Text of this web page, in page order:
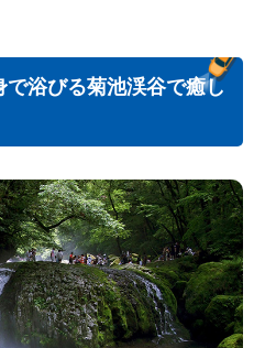
浴びる菊池渓谷で癒し